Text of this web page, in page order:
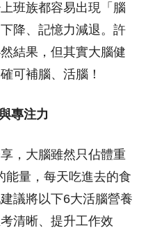
班族都容易出現「腦
降、記憶力減退。許
結果，但其實大腦健
可補腦、活腦！
專注力
，大腦雖然只佔體重
能量，每天吃進去的食
議將以下6大活腦營養
清晰、提升工作效